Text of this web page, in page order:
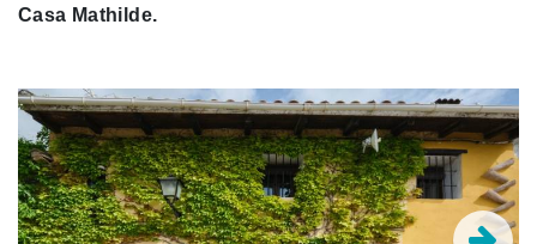
Casa Mathilde.